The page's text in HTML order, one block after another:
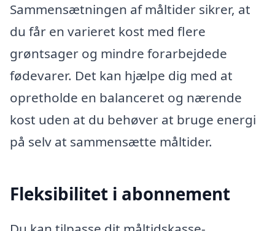
Sammensætningen af måltider sikrer, at
du får en varieret kost med flere
grøntsager og mindre forarbejdede
fødevarer. Det kan hjælpe dig med at
opretholde en balanceret og nærende
kost uden at du behøver at bruge energi
på selv at sammensætte måltider.
Fleksibilitet i abonnement